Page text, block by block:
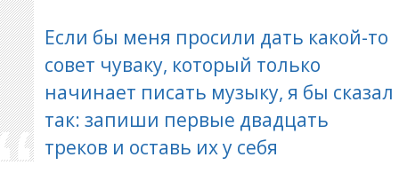
Если бы меня просили дать какой-то
совет чуваку, который только
начинает писать музыку, я бы сказал
так: запиши первые двадцать
треков и оставь их у себя